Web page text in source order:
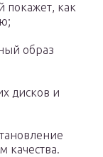
как
образ
дисков и
качества.